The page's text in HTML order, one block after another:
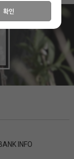
INFO
확인